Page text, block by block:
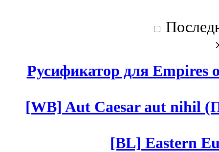
Русификатор для Empires
[WB] Aut Caesar aut nihil
[BL] Eastern